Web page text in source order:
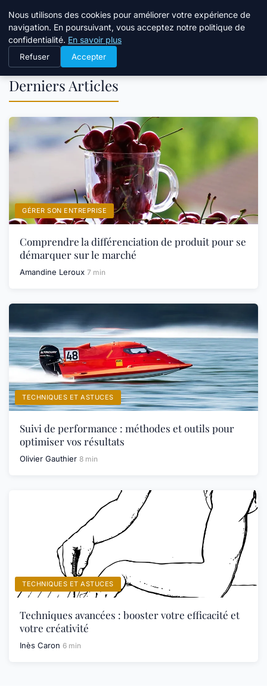
Bible Telemarketing
Derniers Articles
GÉRER SON ENTREPRISE
Comprendre la différenciation de produit pour se
démarquer sur le marché
Amandine Leroux 7 min
TECHNIQUES ET ASTUCES
Suivi de performance : méthodes et outils pour
optimiser vos résultats
Olivier Gauthier 8 min
TECHNIQUES ET ASTUCES
Techniques avancées : booster votre efficacité et
votre créativité
Inès Caron 6 min
Nous utilisons des cookies pour améliorer votre expérience de
navigation. En poursuivant, vous acceptez notre politique de
confidentialité. En savoir plus
Refuser Accepter